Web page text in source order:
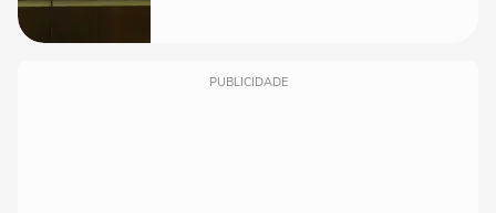
PUBLICIDADE